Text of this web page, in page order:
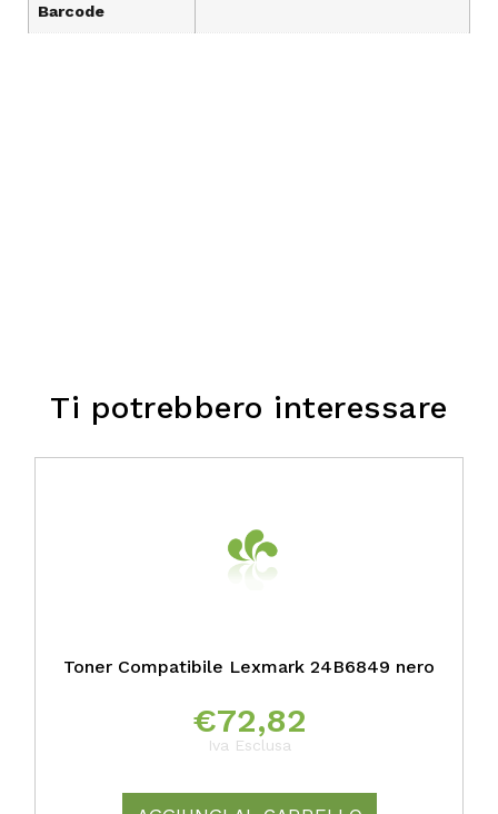
Barcode
Ti potrebbero interessare
Toner Compatibile Lexmark 24B6849 nero
€72,82
Iva Esclusa